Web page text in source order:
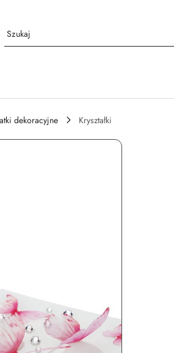
dekoracyjne
Kryształki